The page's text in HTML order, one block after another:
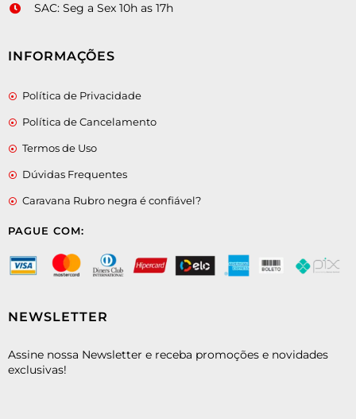
SAC: Seg a Sex 10h as 17h
INFORMAÇÕES
Política de Privacidade
Política de Cancelamento
Termos de Uso
Dúvidas Frequentes
Caravana Rubro negra é confiável?
PAGUE COM:
NEWSLETTER
Assine nossa Newsletter e receba promoções e novidades
exclusivas!